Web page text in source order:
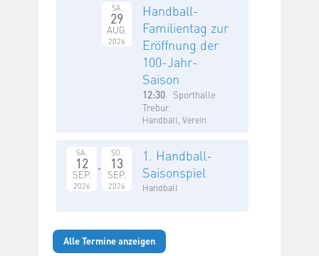
SA.
29
AUG.
2026
Handball-
Familientag zur
Eröffnung der
100-Jahr-
Saison
12:30
Sporthalle
Trebur
Handball, Verein
SA.
12
SEP.
2026
SO.
13
SEP.
2026
1. Handball-
Saisonspiel
Handball
Alle Termine anzeigen